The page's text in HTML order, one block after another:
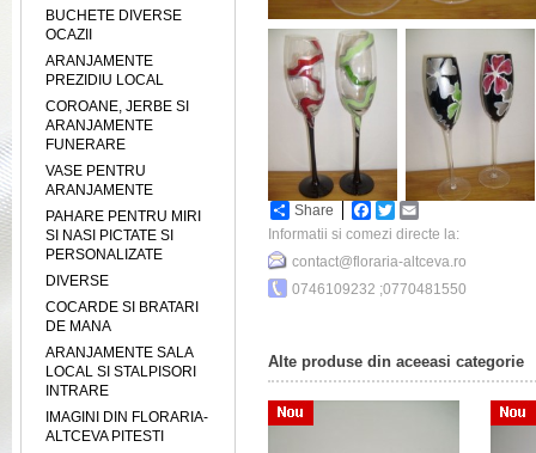
BUCHETE DIVERSE
OCAZII
ARANJAMENTE
PREZIDIU LOCAL
COROANE, JERBE SI
ARANJAMENTE
FUNERARE
VASE PENTRU
ARANJAMENTE
PAHARE PENTRU MIRI
SI NASI PICTATE SI
PERSONALIZATE
DIVERSE
COCARDE SI BRATARI
DE MANA
ARANJAMENTE SALA
LOCAL SI STALPISORI
INTRARE
IMAGINI DIN FLORARIA-
ALTCEVA PITESTI
Share Facebook
Twitter
Informatii si comezi directe la:
contact@floraria-altceva.ro
0746109232 ;0770481550
Alte produse din aceeasi categorie